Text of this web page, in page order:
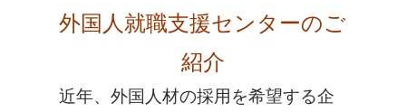
外国人就職支援センターのご
紹介
近年、外国人材の採用を希望する企